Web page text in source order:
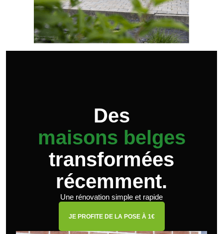
Des
maisons belges
transformées
récemment.
Une rénovation simple et rapide
JE PROFITE DE LA POSE À 1€